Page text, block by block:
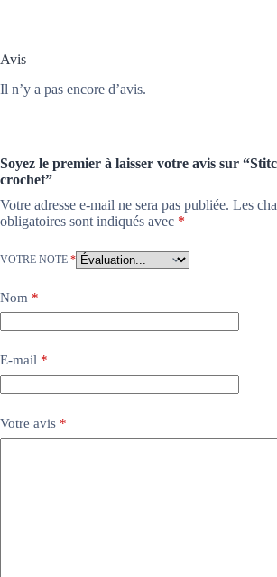
Avis
Il n’y a pas encore d’avis.
Soyez le premier à laisser votre avis sur
crochet”
Votre adresse e-mail ne sera pas publiée. Les
obligatoires sont indiqués avec *
VOTRE NOTE *
Nom *
E-mail *
Votre avis *